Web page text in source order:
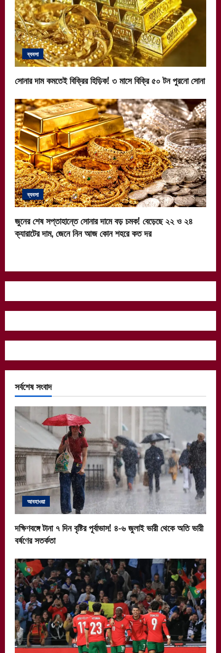
ব্যবসা
সোনার দাম কমতেই বিক্রির হিড়িক! ৩ মাসে বিক্রি ৫০ টন পুরনো সোনা
ব্যবসা
জুনের শেষ সপ্তাহান্তে সোনার দামে বড় চমক! বেড়েছে ২২ ও ২৪
ক্যারাটের দাম, জেনে নিন আজ কোন শহরে কত দর
সর্বশেষ সংবাদ
আবহাওয়া
দক্ষিণবঙ্গে টানা ৭ দিন বৃষ্টির পূর্বাভাস! ৪-৬ জুলাই ভারী থেকে অতি ভারী
বর্ষণের সতর্কতা